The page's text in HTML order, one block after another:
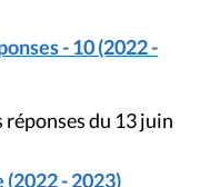
- 10 (2022 -
du 13 juin
- 2023)